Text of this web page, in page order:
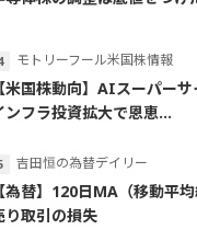
モトリーフール米国株情報
【米国株動向】AIスーパー
ンフラ投資拡大で恩恵...
吉田恒の為替デイリー
【為替】120日MA（移動平
り取引の損失